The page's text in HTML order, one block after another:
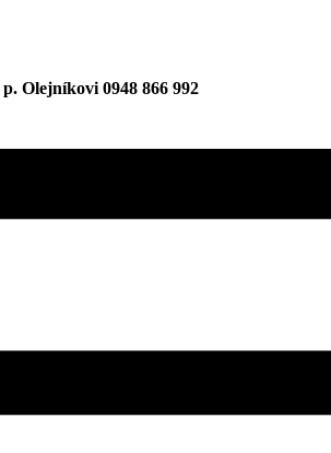
p. Olejníkovi 0948 866 992